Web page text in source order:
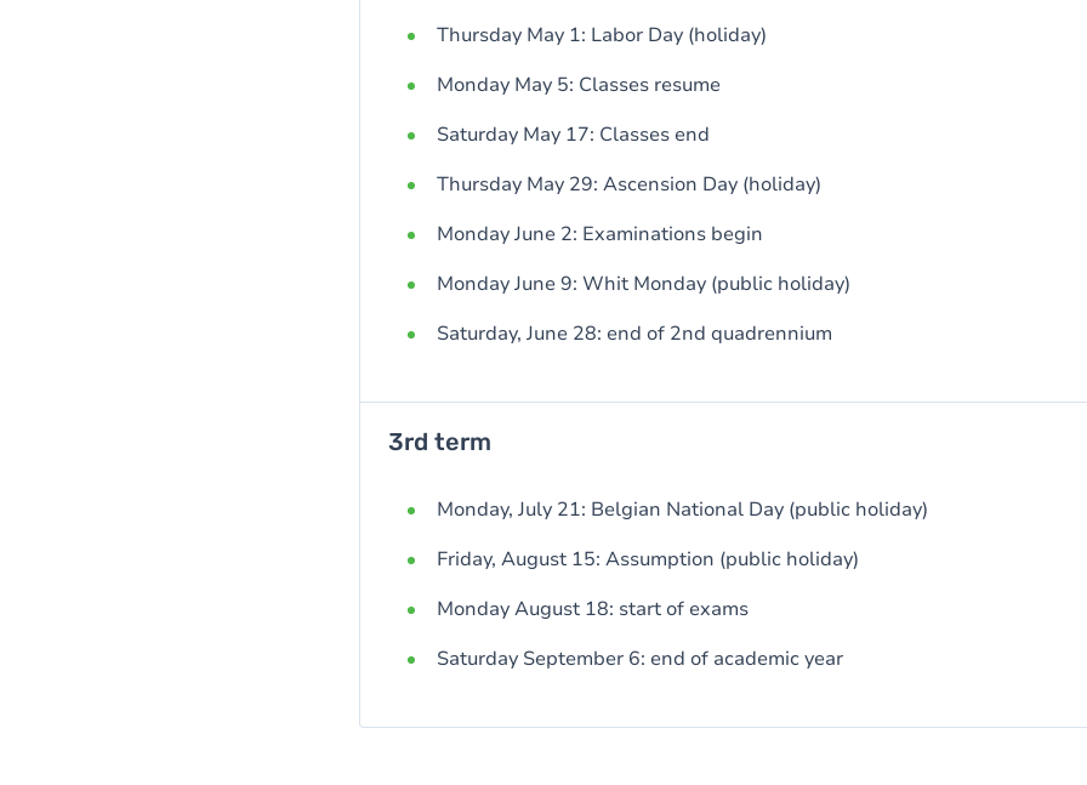
Thursday May 1: Labor Day (holiday)
Monday May 5: Classes resume
Saturday May 17: Classes end
Thursday May 29: Ascension Day (holiday)
Monday June 2: Examinations begin
Monday June 9: Whit Monday (public holiday)
Saturday, June 28: end of 2nd quadrennium
3rd term
Monday, July 21: Belgian National Day (public holiday)
Friday, August 15: Assumption (public holiday)
Monday August 18: start of exams
Saturday September 6: end of academic year